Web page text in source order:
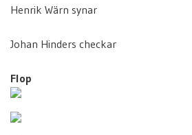
Henrik Wärn synar
Johan Hinders checkar
Flop